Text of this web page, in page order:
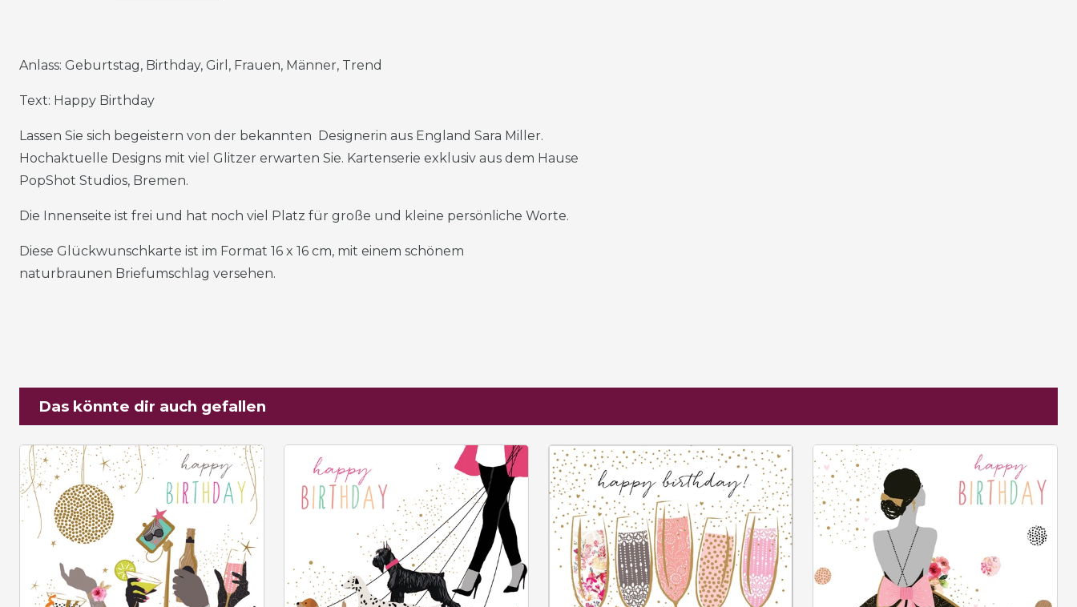
Anlass: Geburtstag, Birthday, Girl, Frauen, Männer, Trend
Text: Happy Birthday
Lassen Sie sich begeistern von der bekannten Designerin aus England Sara Miller.
Hochaktuelle Designs mit viel Glitzer erwarten Sie. Kartenserie exklusiv aus dem Hause
PopShot Studios, Bremen.
Die Innenseite ist frei und hat noch viel Platz für große und kleine persönliche Worte.
Diese Glückwunschkarte ist im Format 16 x 16 cm, mit einem schönem
naturbraunen Briefumschlag versehen.
Das könnte dir auch gefallen